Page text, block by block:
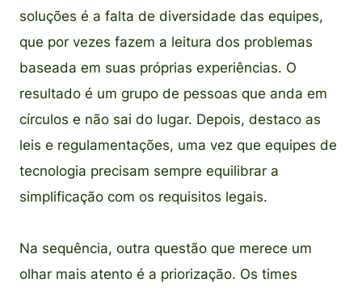
soluções é a falta de diversidade das equipes,
que por vezes fazem a leitura dos problemas
baseada em suas próprias experiências. O
resultado é um grupo de pessoas que anda em
círculos e não sai do lugar. Depois, destaco as
leis e regulamentações, uma vez que equipes de
tecnologia precisam sempre equilibrar a
simplificação com os requisitos legais.
Na sequência, outra questão que merece um
olhar mais atento é a priorização. Os times